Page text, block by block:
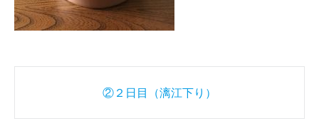
navigation②２日目（漓江下り）